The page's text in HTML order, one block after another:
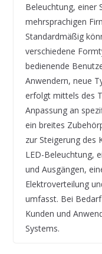
Beleuchtung, einer
mehrsprachigen
Standardmäßig
verschiedene
bedienende
Anwendern, neue
erfolgt mittels des
Anpassung an
ein breites
zur Steigerung des
LED-Beleuchtung,
und Ausgängen,
Elektroverteilung
umfasst. Bei
Kunden und
Systems.